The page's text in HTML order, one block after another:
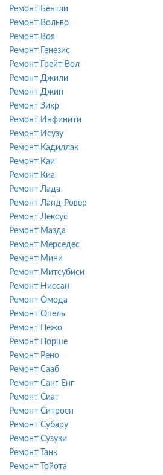
Ремонт Бентли
Ремонт Вольво
Ремонт Воя
Ремонт Генезис
Ремонт Грейт Вол
Ремонт Джили
Ремонт Джип
Ремонт Зикр
Ремонт Инфинити
Ремонт Исузу
Ремонт Кадиллак
Ремонт Каи
Ремонт Киа
Ремонт Лада
Ремонт Ланд-Ровер
Ремонт Лексус
Ремонт Мазда
Ремонт Мерседес
Ремонт Мини
Ремонт Митсубиси
Ремонт Ниссан
Ремонт Омода
Ремонт Опель
Ремонт Пежо
Ремонт Порше
Ремонт Рено
Ремонт Сааб
Ремонт Санг Енг
Ремонт Сиат
Ремонт Ситроен
Ремонт Субару
Ремонт Сузуки
Ремонт Танк
Ремонт Тойота